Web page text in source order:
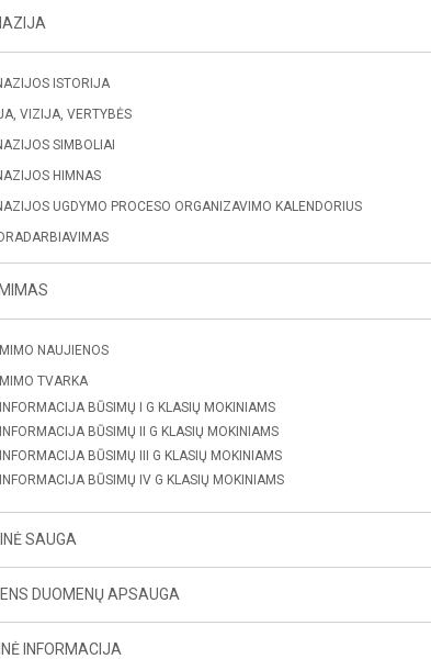
ISTORIJA
VIZIJA, VERTYBĖS
SIMBOLIAI
HIMNAS
UGDYMO PROCESO ORGANIZAVIMO KALENDORIUS
NAUJIENOS
TVARKA
INFORMACIJA BŪSIMŲ I G KLASIŲ MOKINIAMS
INFORMACIJA BŪSIMŲ II G KLASIŲ MOKINIAMS
INFORMACIJA BŪSIMŲ III G KLASIŲ MOKINIAMS
INFORMACIJA BŪSIMŲ IV G KLASIŲ MOKINIAMS
SAUGA
DUOMENŲ APSAUGA
INFORMACIJA